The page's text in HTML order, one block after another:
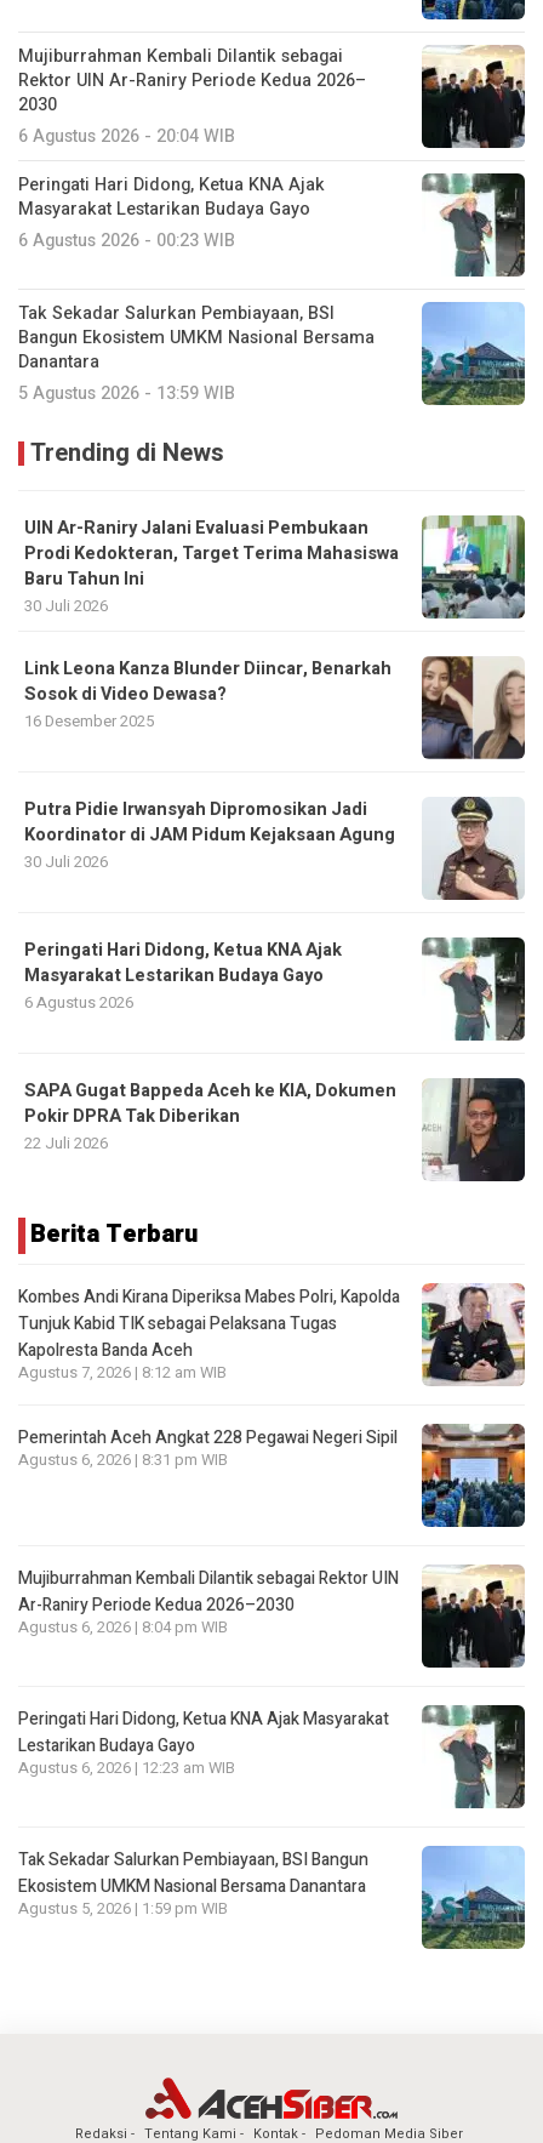
Mujiburrahman Kembali Dilantik sebagai
Rektor UIN Ar-Raniry Periode Kedua 2026–
2030
6 Agustus 2026 - 20:04 WIB
Peringati Hari Didong, Ketua KNA Ajak
Masyarakat Lestarikan Budaya Gayo
6 Agustus 2026 - 00:23 WIB
Tak Sekadar Salurkan Pembiayaan, BSI
Bangun Ekosistem UMKM Nasional Bersama
Danantara
5 Agustus 2026 - 13:59 WIB
Trending di News
UIN Ar-Raniry Jalani Evaluasi Pembukaan
Prodi Kedokteran, Target Terima Mahasiswa
Baru Tahun Ini
30 Juli 2026
Link Leona Kanza Blunder Diincar, Benarkah
Sosok di Video Dewasa?
16 Desember 2025
Putra Pidie Irwansyah Dipromosikan Jadi
Koordinator di JAM Pidum Kejaksaan Agung
30 Juli 2026
Peringati Hari Didong, Ketua KNA Ajak
Masyarakat Lestarikan Budaya Gayo
6 Agustus 2026
SAPA Gugat Bappeda Aceh ke KIA, Dokumen
Pokir DPRA Tak Diberikan
22 Juli 2026
Berita Terbaru
Kombes Andi Kirana Diperiksa Mabes Polri, Kapolda
Tunjuk Kabid TIK sebagai Pelaksana Tugas
Kapolresta Banda Aceh
Agustus 7, 2026 | 8:12 am WIB
Pemerintah Aceh Angkat 228 Pegawai Negeri Sipil
Agustus 6, 2026 | 8:31 pm WIB
Mujiburrahman Kembali Dilantik sebagai Rektor UIN
Ar-Raniry Periode Kedua 2026–2030
Agustus 6, 2026 | 8:04 pm WIB
Peringati Hari Didong, Ketua KNA Ajak Masyarakat
Lestarikan Budaya Gayo
Agustus 6, 2026 | 12:23 am WIB
Tak Sekadar Salurkan Pembiayaan, BSI Bangun
Ekosistem UMKM Nasional Bersama Danantara
Agustus 5, 2026 | 1:59 pm WIB
Redaksi Tentang Kami Kontak Pedoman Media Siber